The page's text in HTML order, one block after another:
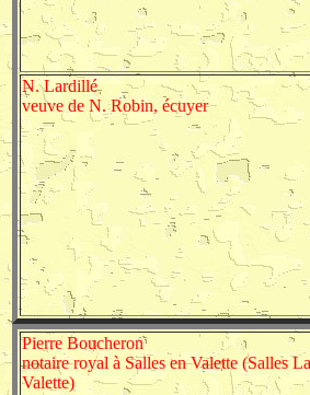
N. Lardillé
veuve de N. Robin, écuyer
Pierre Boucheron
notaire royal à Salles en Valette (Salles La
Valette)